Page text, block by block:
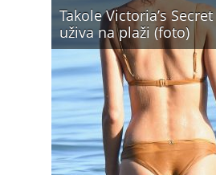
Takole Victoria’s
uživa na plaži (foto)